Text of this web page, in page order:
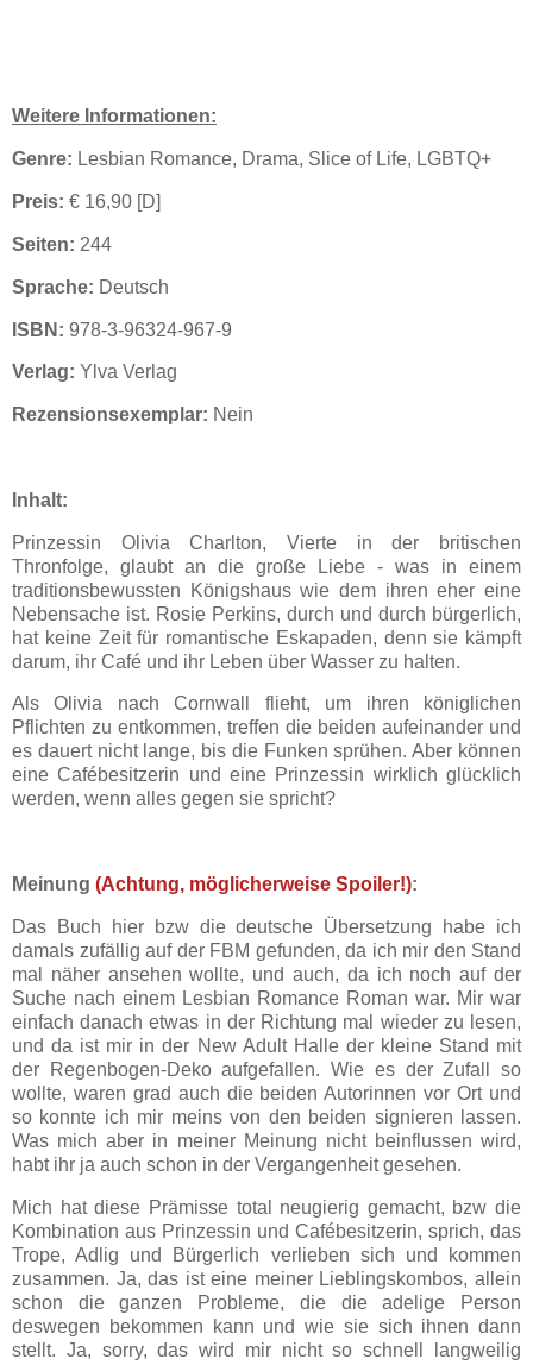
Weitere Informationen:
Genre: Lesbian Romance, Drama, Slice of Life, LGBTQ+
Preis: € 16,90 [D]
Seiten: 244
Sprache: Deutsch
ISBN: 978-3-96324-967-9
Verlag: Ylva Verlag
Rezensionsexemplar: Nein
Inhalt:
Prinzessin Olivia Charlton, Vierte in der britischen
Thronfolge, glaubt an die große Liebe - was in einem
traditionsbewussten Königshaus wie dem ihren eher eine
Nebensache ist. Rosie Perkins, durch und durch bürgerlich,
hat keine Zeit für romantische Eskapaden, denn sie kämpft
darum, ihr Café und ihr Leben über Wasser zu halten.
Als Olivia nach Cornwall flieht, um ihren königlichen
Pflichten zu entkommen, treffen die beiden aufeinander und
es dauert nicht lange, bis die Funken sprühen. Aber können
eine Cafébesitzerin und eine Prinzessin wirklich glücklich
werden, wenn alles gegen sie spricht?
Meinung (Achtung, möglicherweise Spoiler!):
Das Buch hier bzw die deutsche Übersetzung habe ich
damals zufällig auf der FBM gefunden, da ich mir den Stand
mal näher ansehen wollte, und auch, da ich noch auf der
Suche nach einem Lesbian Romance Roman war. Mir war
einfach danach etwas in der Richtung mal wieder zu lesen,
und da ist mir in der New Adult Halle der kleine Stand mit
der Regenbogen-Deko aufgefallen. Wie es der Zufall so
wollte, waren grad auch die beiden Autorinnen vor Ort und
so konnte ich mir meins von den beiden signieren lassen.
Was mich aber in meiner Meinung nicht beinflussen wird,
habt ihr ja auch schon in der Vergangenheit gesehen.
Mich hat diese Prämisse total neugierig gemacht, bzw die
Kombination aus Prinzessin und Cafébesitzerin, sprich, das
Trope, Adlig und Bürgerlich verlieben sich und kommen
zusammen. Ja, das ist eine meiner Lieblingskombos, allein
schon die ganzen Probleme, die die adelige Person
deswegen bekommen kann und wie sie sich ihnen dann
stellt. Ja, sorry, das wird mir nicht so schnell langweilig